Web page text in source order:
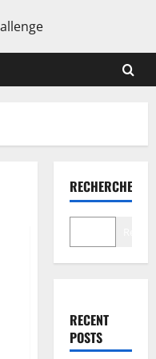
RECHERCHER
RECENT
POSTS